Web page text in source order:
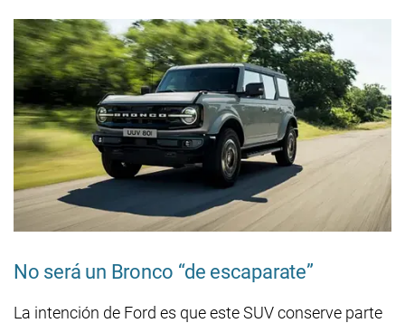
No será un Bronco “de escaparate”
La intención de Ford es que este SUV conserve parte